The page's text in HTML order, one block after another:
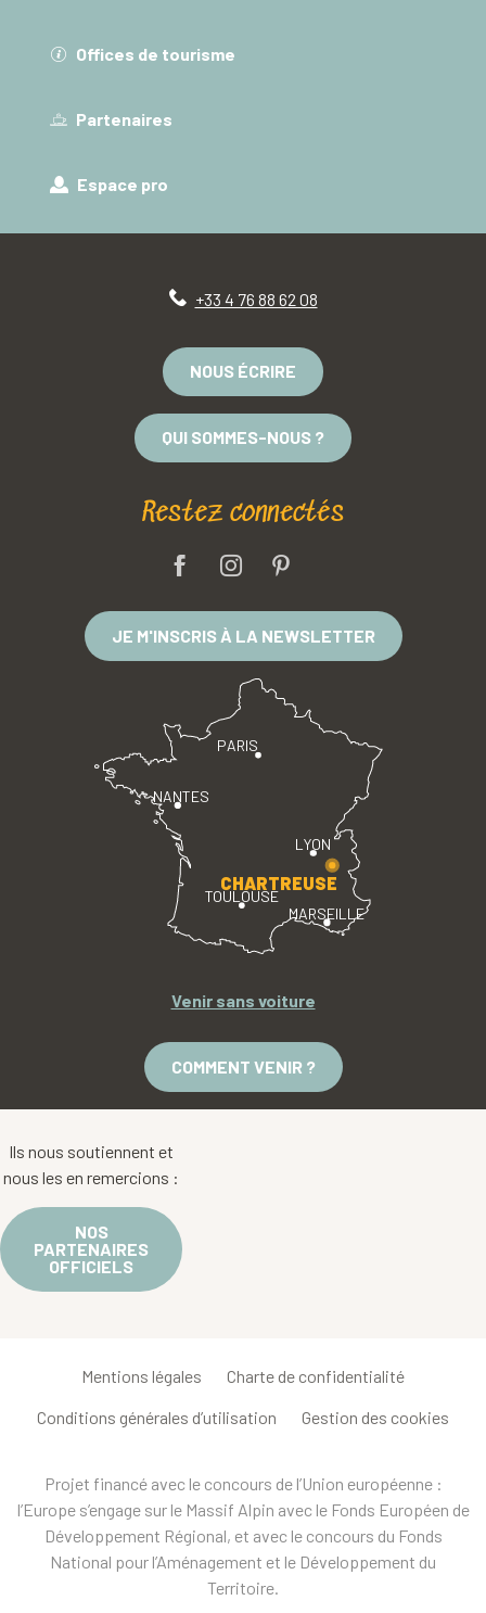
Offices de tourisme
Partenaires
Espace pro
+33 4 76 88 62 08
NOUS ÉCRIRE
QUI SOMMES-NOUS ?
Restez connectés
JE M'INSCRIS À LA NEWSLETTER
PARIS
LYON
TOULOUSE
MARSEILLE
NANTES
CHARTREUSE
Venir sans voiture
COMMENT VENIR ?
Ils nous soutiennent et
nous les en remercions :
NOS
PARTENAIRES
OFFICIELS
Mentions légales Charte de confidentialité
Conditions générales d’utilisation Gestion des cookies
Projet financé avec le concours de l’Union européenne :
l’Europe s’engage sur le Massif Alpin avec le Fonds Européen de
Développement Régional, et avec le concours du Fonds
National pour l’Aménagement et le Développement du
Territoire.